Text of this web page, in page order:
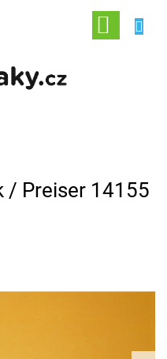
NÁKUPNÍ
KOŠÍK
/ Preiser 14155